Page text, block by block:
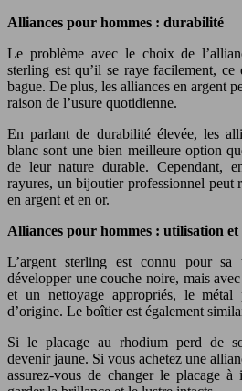
Alliances pour hommes : durabilité
Le problème avec le choix de
sterling est qu’il se raye facilement,
bague. De plus, les alliances en argent
raison de l’usure quotidienne.
En parlant de durabilité élevée, les
blanc sont une bien meilleure option
de leur nature durable. Cependant,
rayures, un bijoutier professionnel peut
en argent et en or.
Alliances pour hommes : utilisation et
L’argent sterling est connu pour sa
développer une couche noire, mais
et un nettoyage appropriés, le métal
d’origine. Le boîtier est également
Si le placage au rhodium perd de
devenir jaune. Si vous achetez une
assurez-vous de changer le placage